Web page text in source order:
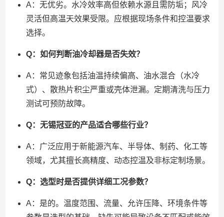
A：无优劣。水冷效率高但依赖水源且需防垢；风冷
灵活但高温天效果受限。应根据现场条件和控温要求
选择。
Q：如何判断油冷却器是否失效？
A：常见迹象包括油温持续偏高、油水混合（水冷
式）、散热片积尘严重或壳体泄漏。定期清洗与压力
测试可预防故障。
Q：无锡冠亚的产品适合哪些行业？
A：广泛应用于新能源汽车、半导体、制药、化工等
领域，尤其擅长高精度、动态控温及非标定制场景。
Q：选型时是否提供详细工况参数？
A：是的。温度范围、流量、允许压降、环境条件等